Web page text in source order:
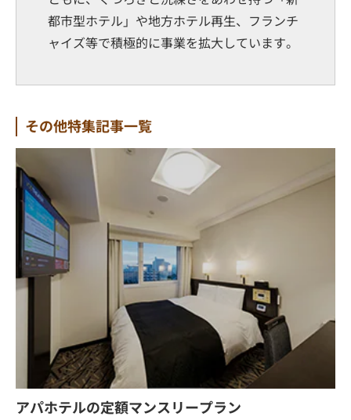
都市型ホテル」や地方ホテル再生、フランチ
ャイズ等で積極的に事業を拡大しています。
その他特集記事一覧
アパホテルの定額マンスリープラン